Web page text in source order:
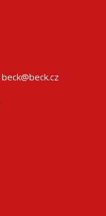
beck@beck.cz